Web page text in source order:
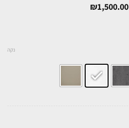
₪1,500.00
נקה